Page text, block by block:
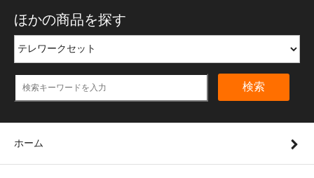
ほかの商品を探す
検索
ホーム